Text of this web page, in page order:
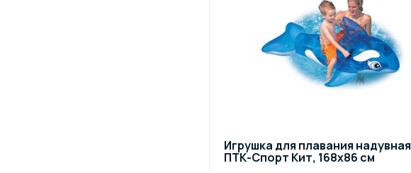
Игрушка для плавания надувная
ПТК-Спорт Кит, 168х86 см